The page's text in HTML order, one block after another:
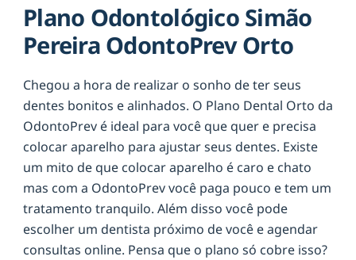
Plano Odontológico Simão
Pereira OdontoPrev Orto
Chegou a hora de realizar o sonho de ter seus
dentes bonitos e alinhados. O Plano Dental Orto da
OdontoPrev é ideal para você que quer e precisa
colocar aparelho para ajustar seus dentes. Existe
um mito de que colocar aparelho é caro e chato
mas com a OdontoPrev você paga pouco e tem um
tratamento tranquilo. Além disso você pode
escolher um dentista próximo de você e agendar
consultas online. Pensa que o plano só cobre isso?